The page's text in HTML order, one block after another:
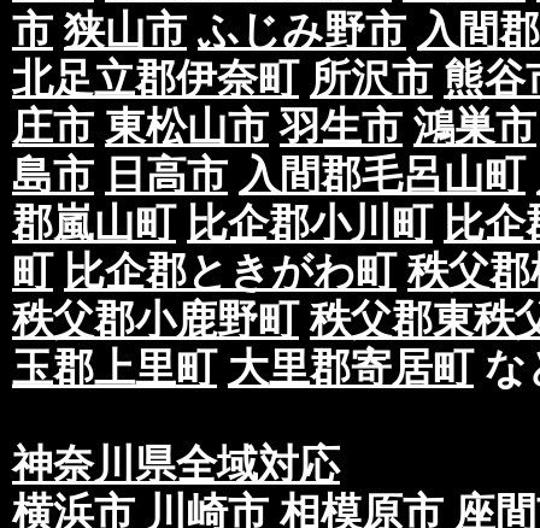
市 狭山市 ふじみ野市 入間
北足立郡伊奈町 所沢市 熊谷
庄市 東松山市 羽生市 鴻巣市
島市 日高市 入間郡毛呂山町
郡嵐山町 比企郡小川町 比
町 比企郡ときがわ町 秩父
秩父郡小鹿野町 秩父郡東秩
玉郡上里町 大里郡寄居町な
神奈川県全域対応
横浜市 川崎市 相模原市 座